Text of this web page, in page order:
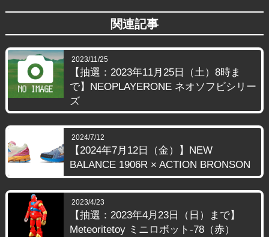
関連記事
2023/11/25
【抽選：2023年11月25日（土）8時ま
で】NEOPLAYERONE ネオソフビシリー
ズ
2024/7/12
【2024年7月12日（金）】NEW
BALANCE 1906R × ACTION BRONSON
2023/4/23
【抽選：2023年4月23日（日）まで】
Meteoritetoy ミニロボット-78（赤）